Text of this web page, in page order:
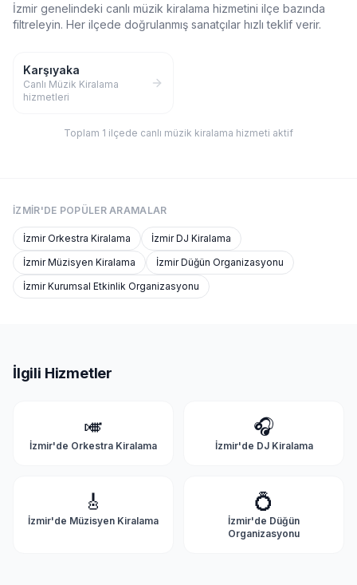
İzmir genelindeki canlı müzik kiralama hizmetini ilçe bazında
filtreleyin. Her ilçede doğrulanmış sanatçılar hızlı teklif verir.
Karşıyaka
Canlı Müzik Kiralama
hizmetleri
Toplam 1 ilçede canlı müzik kiralama hizmeti aktif
İZMIR'DE POPÜLER ARAMALAR
İzmir Orkestra Kiralama İzmir DJ Kiralama
İzmir Müzisyen Kiralama İzmir Düğün Organizasyonu
İzmir Kurumsal Etkinlik Organizasyonu
İlgili Hizmetler
🎺
İzmir'de Orkestra Kiralama
🎧
İzmir'de DJ Kiralama
🎸
İzmir'de Müzisyen Kiralama
💍
İzmir'de Düğün
Organizasyonu